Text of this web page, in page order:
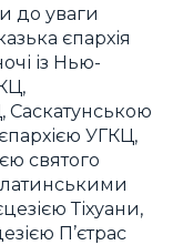
до уваги
єпархія
із Нью-
Саскатунською
УГКЦ,
святого
латинськими
Тіхуани,
П’єтрас